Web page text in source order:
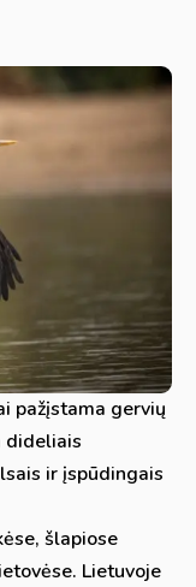
pažįstama gervių
dideliais
ir įspūdingais
šlapiose
Lietuvoje